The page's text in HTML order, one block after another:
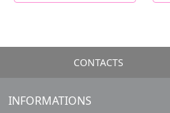
CONTACTS
INFORMATIONS